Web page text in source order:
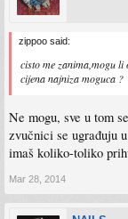
zippoo said:
cisto me zanima,mogu
cijena najniza moguca ?
Ne mogu, sve u tom
zvučnici se ugrađuju
imaš koliko-toliko
Mar 28, 2014